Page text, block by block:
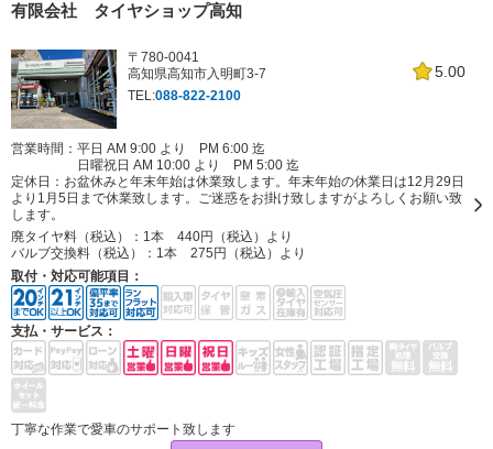
有限会社 タイヤショップ高知
5.00
〒780-0041
高知県高知市入明町3-7
TEL:088-822-2100
営業時間：平日 AM 9:00 より PM 6:00 迄
日曜祝日 AM 10:00 より PM 5:00 迄
定休日： お盆休みと年末年始は休業致します。年末年始の休業日は12月29日
より1月5日まで休業致します。ご迷惑をお掛け致しますがよろしくお願い致
します。
廃タイヤ料（税込）： 1本 440円（税込）より
バルブ交換料（税込）： 1本 275円（税込）より
取付・対応可能項目：
支払・サービス：
丁寧な作業で愛車のサポート致します